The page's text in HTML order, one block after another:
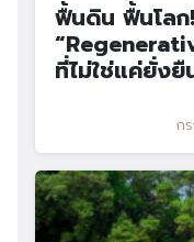
Search
for:
ฟื้นดิน ฟื้นโลก
ที่ไม่ใช่แค่ยั่ง
ก